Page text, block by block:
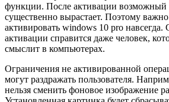
функции. После активации
существенно вырастает. Поэтому важно
активировать windows 10 pro навсегда.
активации справится даже человек,
смыслит в компьютерах.
Ограничения не активированной
могут раздражать пользователя.
нельзя сменить фоновое изображение